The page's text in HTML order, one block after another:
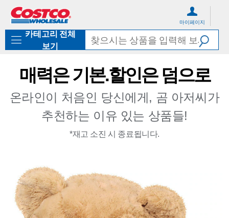
로
가
마이페이지
카테고리 전체
보기
매력은 기본.할인은 덤으로
온라인이 처음인 당신에게, 곰 아저씨가
추천하는 이유 있는 상품들!
*재고 소진 시 종료됩니다.